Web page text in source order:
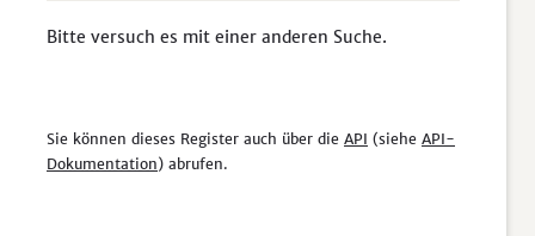
Bitte versuch es mit einer anderen Suche.
Sie können dieses Register auch über die API (siehe API-
Dokumentation) abrufen.